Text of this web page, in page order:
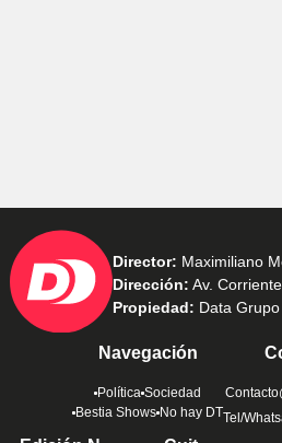
Director: Maximiliano
Dirección: Av.
Propiedad: Data Grupo
Navegación
Política Sociedad
Bestia Shows No hay DTTel/